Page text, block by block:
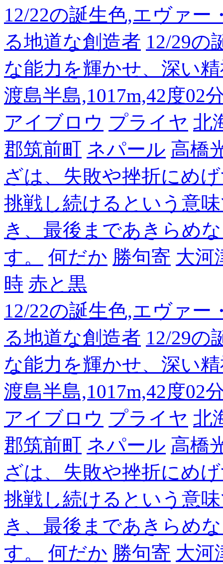
12/22の誕生色,エヴァ
る地道な創造者 12/29の
な能力を輝かせ、深い
渡島半島,1017m,42度02
アイブロウ プライヤ 北
郡筑前町 ネパール 高橋
ざは、失敗や挫折にめ
挑戦し続けるという意
き、最後まであきらめ
す。
何だか 勝句寄 大河
時 赤と黒
12/22の誕生色,エヴァ
る地道な創造者 12/29の
な能力を輝かせ、深い
渡島半島,1017m,42度02
アイブロウ プライヤ 北
郡筑前町 ネパール 高橋
ざは、失敗や挫折にめ
挑戦し続けるという意
き、最後まであきらめ
す。
何だか 勝句寄 大河